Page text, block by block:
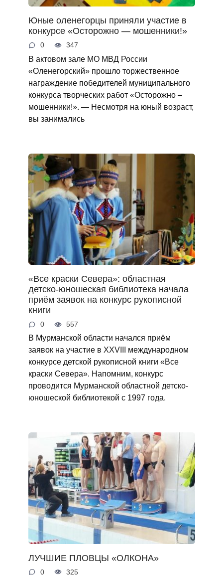
Юные оленегорцы приняли участие в
конкурсе «Осторожно — мошенники!»
0 347
В актовом зале МО МВД России
«Оленегорский» прошло торжественное
награждение победителей муниципального
конкурса творческих работ «Осторожно –
мошенники!». — Несмотря на юный возраст,
вы занимались
«Все краски Севера»: областная
детско-юношеская библиотека начала
приём заявок на конкурс рукописной
книги
0 557
В Мурманской области начался приём
заявок на участие в XXVIII международном
конкурсе детской рукописной книги «Все
краски Севера». Напомним, конкурс
проводится Мурманской областной детско-
юношеской библиотекой с 1997 года.
ЛУЧШИЕ ПЛОВЦЫ «ОЛКОНА»
0 325